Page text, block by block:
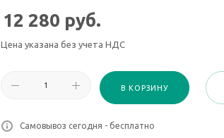
12 280 руб.
Цена указана без учета НДС
В КОРЗИНУ
Самовывоз сегодня - бесплатно